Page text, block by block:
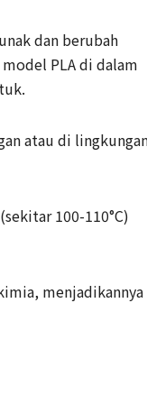
dan berubah
PLA di dalam
atau di
100-110°C)
menjadikannya